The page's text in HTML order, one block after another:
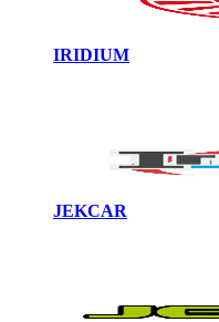
IRIDIUM
JEKCAR